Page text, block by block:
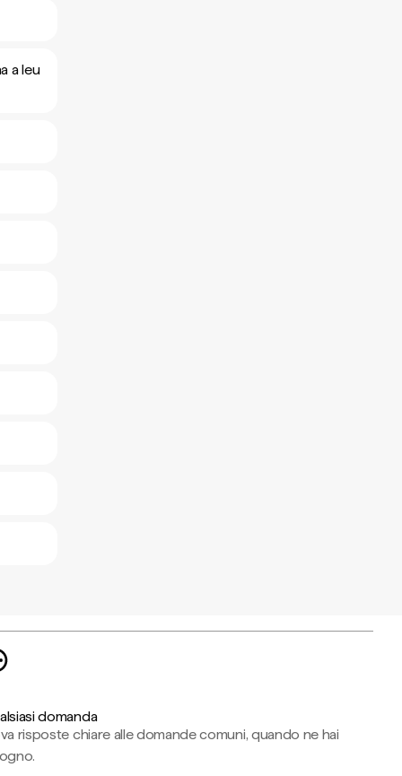
a leu
domanda
risposte chiare alle domande comuni, quando ne hai